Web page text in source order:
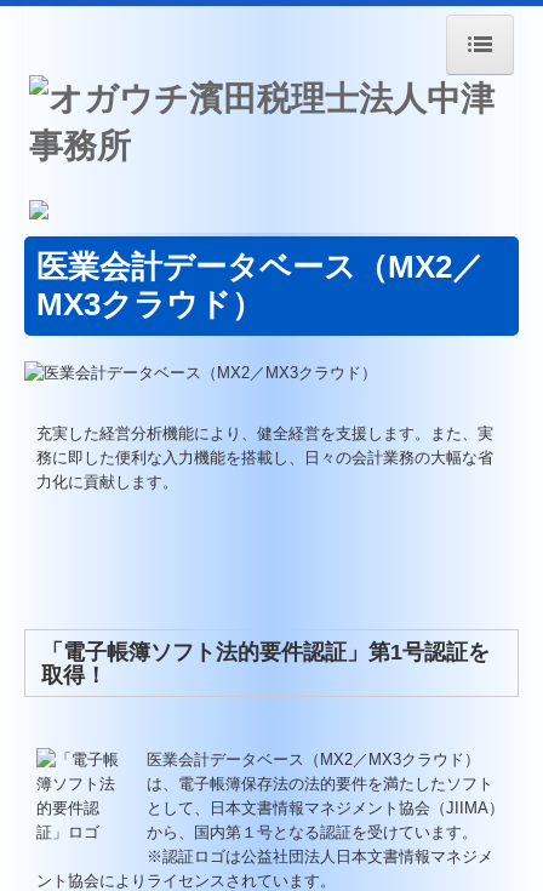
ホーム
経営革新等支援機関とは
経営者お役立ち情報
経営改善オンデマンド講座
経営アドバイス・コーナー
TKCシステムQ&A
金融機関の皆様へ
決算書の信頼性を高める三種の神器
税理士法第３３条の２に基づく添付書面
TKCシステムのご紹介
医業会計データベース（MX2／
MX3クラウド）
充実した経営分析機能により、健全経営を支援します。また、実
務に即した便利な入力機能を搭載し、日々の会計業務の大幅な省
力化に貢献します。
「電子帳簿ソフト法的要件認証」第1号認証を
取得！
医業会計データベース（MX2／MX3クラウド）
は、電子帳簿保存法の法的要件を満たしたソフト
として、日本文書情報マネジメント協会（JIIMA）
から、国内第１号となる認証を受けています。
※認証ロゴは公益社団法人日本文書情報マネジメ
ント協会によりライセンスされています。